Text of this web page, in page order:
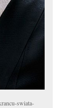
swiata-